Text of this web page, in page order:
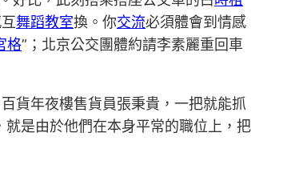
舞蹈教室換。你交流必須體會到情感
格”；北京公交團體約請李素麗重回車
貨年夜樓售貨員張秉貴，一把就能抓
是由於他們在本身平常的職位上，把